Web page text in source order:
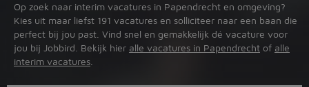
Op zoek naar interim vacatures in Papendrecht en omgeving?
Kies uit maar liefst 191 vacatures en solliciteer naar een baan die
perfect bij jou past. Vind snel en gemakkelijk dé vacature voor
jou bij Jobbird. Bekijk hier alle vacatures in Papendrecht of alle
interim vacatures